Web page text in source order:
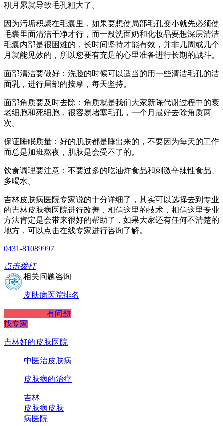
积月累就导致毛孔粗大了。
因为污垢积聚在毛囊里，如果要想使局部毛孔变小就先必须使
毛囊里面清洁干净才行，而一般洗面奶和化妆品要想深层清洁
毛囊内部是很困难的，长时间坚持才能有效，并非几周或几个
月就能见效的，所以您要有充足的心里准备进行长期的战斗。
面部清洁要做好：洗脸的时候可以适当的用一些清洁毛孔的洁
面乳，进行局部的按摩，每天坚持。
面部角质要及时去除：角质就是我们大家新陈代谢过程中的衰
老细胞和死细胞，很容易堵塞毛孔，一个月最好去除角质两
次。
保证睡眠质量：好的肌肤都是睡出来的，不要因为每天的工作
而总是加班熬夜，肌肤是会受不了的。
饮食调理要注意：不要过多的吃油炸食品和刺激辛辣性食品、
多喝水。
吉林皮肤病医院专家说的十分详细了，其实可以选择去到专业
的吉林皮肤病医院进行改善，相信这里的技术，相信这里专业
方法肯定是会带来很好的帮助了，如果大家还有任何不清楚的
地方，可以点击在线专家进行咨询了解。
0431-81089997
点击拨打
相关问题咨询
皮肤病医院排名
有问题
找专家
吉林好的皮肤医院
中医治皮肤病
皮肤病的治疗
吉林
皮肤病皮肤
病医院